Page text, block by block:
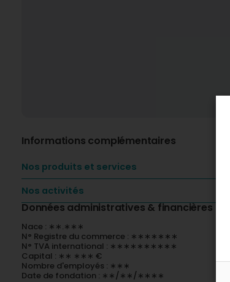
Informations complémentaires
Nos produits et services
Nos activités
Données administratives & financières
Nace : ∗∗.∗∗∗
N° Registre du commerce : ∗∗∗∗∗∗∗
N° TVA international : ∗∗∗∗∗∗∗∗∗∗
Capital : ∗∗ ∗∗∗ €
Nombre d'employés : ∗∗∗
Date de fondation : ∗∗/∗∗/∗∗∗∗